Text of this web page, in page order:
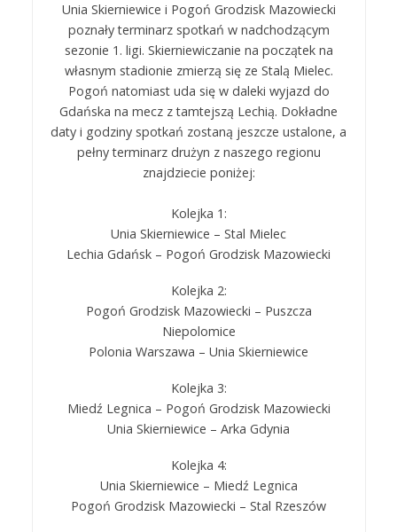
Unia Skierniewice i Pogoń Grodzisk Mazowiecki
poznały terminarz spotkań w nadchodzącym
sezonie 1. ligi. Skierniewiczanie na początek na
własnym stadionie zmierzą się ze Stalą Mielec.
Pogoń natomiast uda się w daleki wyjazd do
Gdańska na mecz z tamtejszą Lechią. Dokładne
daty i godziny spotkań zostaną jeszcze ustalone, a
pełny terminarz drużyn z naszego regionu
znajdziecie poniżej:
Kolejka 1:
Unia Skierniewice – Stal Mielec
Lechia Gdańsk – Pogoń Grodzisk Mazowiecki
Kolejka 2:
Pogoń Grodzisk Mazowiecki – Puszcza
Niepolomice
Polonia Warszawa – Unia Skierniewice
Kolejka 3:
Miedź Legnica – Pogoń Grodzisk Mazowiecki
Unia Skierniewice – Arka Gdynia
Kolejka 4:
Unia Skierniewice – Miedź Legnica
Pogoń Grodzisk Mazowiecki – Stal Rzeszów